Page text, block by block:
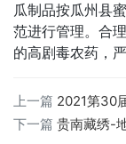
瓜制品按瓜州县
范进行管理。合
的高剧毒农药，
上一篇 2021第30届
下一篇 贵南藏绣-